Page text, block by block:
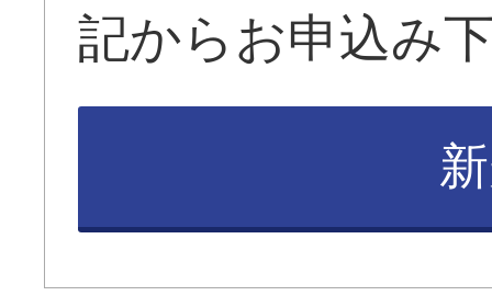
記からお申込み